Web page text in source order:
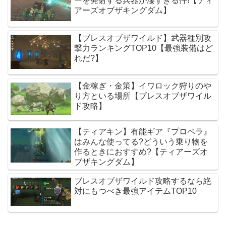
アーズオブザキングダム】
【ブレスオブザワイルド】武器種別攻
撃力ランキングTOP10【最強装備はど
れだ?】
【金稼ぎ・金策】イワロック狩りのや
り方といる場所【ブレスオブザワイル
ド攻略】
【ティアキン】有能ギア『プロペラ』
はみんな使ってる?どういう乗り物を
作るときにおすすめ?【ティアーズオ
ブザキングダム】
ブレスオブザワイルド攻略するなら絶
対にもつべき最強アイテムTOP10